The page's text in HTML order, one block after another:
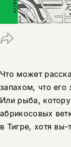
Что может
запахом, что его
Или рыба,
абрикосовых
в Тигре, хотя